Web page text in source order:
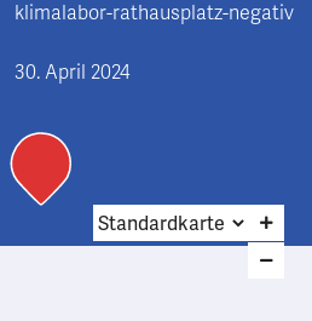
klimalabor-rathausplatz-negativ
30. April 2024